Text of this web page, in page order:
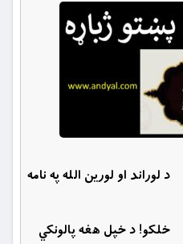
د لوراند او لورین الله په نامه
خلكو! د خپل هغه پالونكي